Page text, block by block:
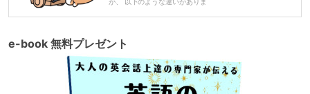
e-book 無料プレゼント